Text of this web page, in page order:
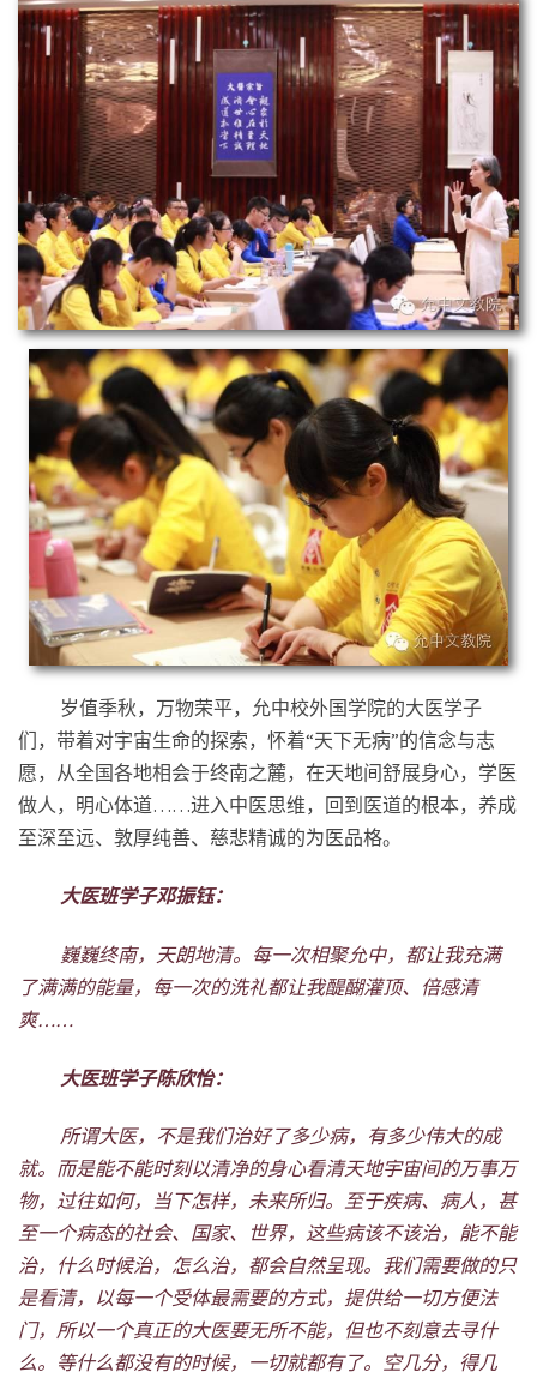
岁值季秋，万物荣平，允中校外国学院的大医学子
们，带着对宇宙生命的探索，怀着“天下无病”的信念与志
愿，从全国各地相会于终南之麓，在天地间舒展身心，学医
做人， 明心体道……进入中医思维， 回到医道的根本，养成
至深至远、敦厚纯善、慈悲精诚的为医品格。
大医班学子邓振钰：
巍巍终南， 天朗地清。每一次相聚允中，都让我充满
了满满的能量，每一次的洗礼都让我醍醐灌顶、倍感清
爽……
大医班学子陈欣怡：
所谓大医，不是我们治好了多少病，有多少伟大的成
就。而是能不能时刻以清净的身心看清天地宇宙间的万事万
物，过往如何，当下怎样，未来所归。至于疾病、病人，甚
至一个病态的社会、国家、世界，这些病该不该治，能不能
治，什么时候治，怎么治，都会自然呈现。我们需要做的只
是看清，以每一个受体最需要的方式，提供给一切方便法
门，所以一个真正的大医要无所不能，但也不刻意去寻什
么。等什么都没有的时候，一切就都有了。空几分，得几